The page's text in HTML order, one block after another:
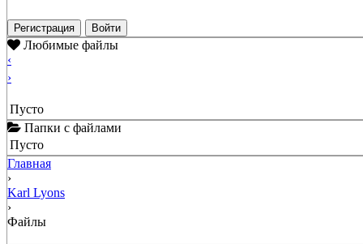
Регистрация Войти
Любимые файлы
‹
›
Пусто
Папки с файлами
Пусто
Главная
›
Karl Lyons
›
Файлы